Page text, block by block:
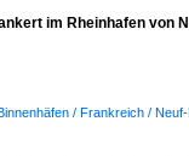
im Rheinhafen von
/ Frankreich /